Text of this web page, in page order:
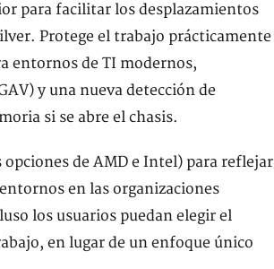
para facilitar los desplazamientos
Protege el trabajo prácticamente
entornos de TI modernos,
y una nueva detección de
si se abre el chasis.
de AMD e Intel) para reflejar
en las organizaciones
los usuarios puedan elegir el
en lugar de un enfoque único